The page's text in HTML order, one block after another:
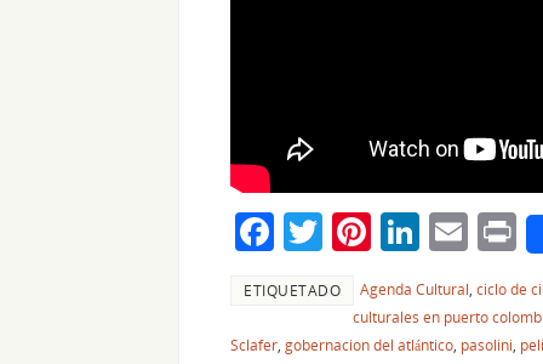
F
c
e
T
itt
er
Pi
nt
er
e
Li
n
k
e
E
m
ai
l
t
ETIQUETADO Agenda Cultural ciclo de
culturales en puerto
Sclafer gobernacion del atlántico pasolini